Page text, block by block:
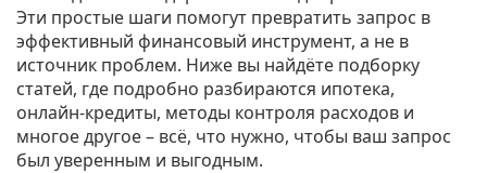
Эти простые шаги помогут превратить запрос в
эффективный финансовый инструмент, а не в
источник проблем. Ниже вы найдёте подборку
статей, где подробно разбираются ипотека,
онлайн‑кредиты, методы контроля расходов и
многое другое – всё, что нужно, чтобы ваш запрос
был уверенным и выгодным.